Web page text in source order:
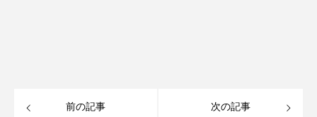
前の記事 次の記事